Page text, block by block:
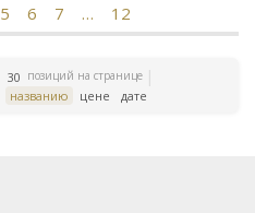
5 6 7 … 12
30 позиций на странице
названию цене дате